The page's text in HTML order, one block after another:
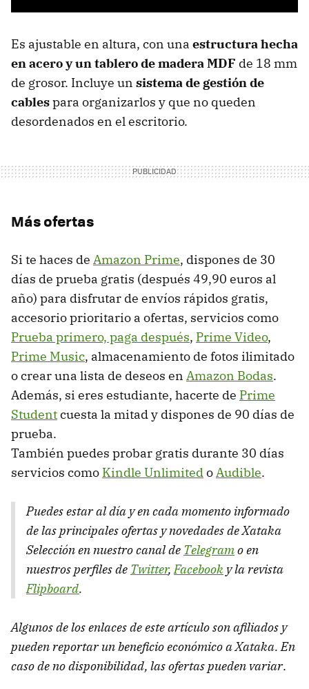
Es ajustable en altura, con una estructura hecha
en acero y un tablero de madera MDF de 18 mm
de grosor. Incluye un sistema de gestión de
cablespara organizarlos y que no queden
desordenados en el escritorio.
Más ofertas
Si te haces de Amazon Prime, dispones de 30
días de prueba gratis (después 49,90 euros al
año) para disfrutar de envíos rápidos gratis,
accesorio prioritario a ofertas, servicios como
Prueba primero, paga después, Prime Video,
Prime Music, almacenamiento de fotos ilimitado
o crear una lista de deseos en Amazon Bodas.
Además, si eres estudiante, hacerte de Prime
Studentcuesta la mitad y dispones de 90 días de
prueba.
También puedes probar gratis durante 30 días
servicios como Kindle UnlimitedoAudible.
Puedes estar al día y en cada momento informado
de las principales ofertas y novedades de Xataka
Selección en nuestro canal de Telegramo en
nuestros perfiles de Twitter,Facebook y la revista
Flipboard.
Algunos de los enlaces de este artículo son afiliados y
pueden reportar un beneficio económico a Xataka. En
caso de no disponibilidad, las ofertas pueden variar.